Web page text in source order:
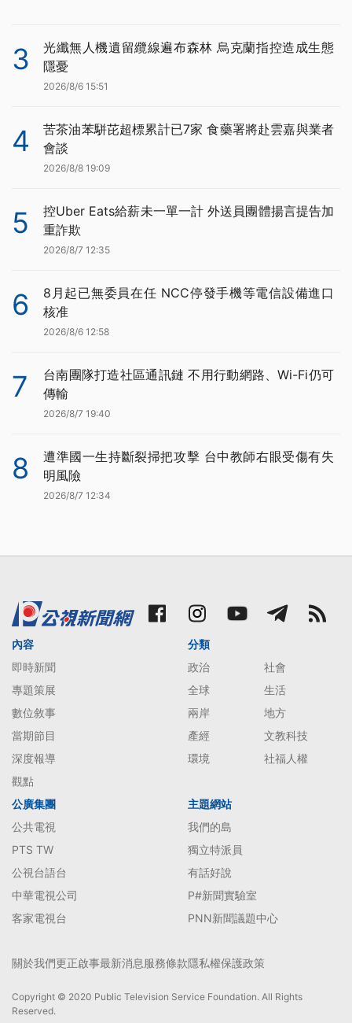
3
光纖無人機遺留纜線遍布森林 烏克蘭指控造成生態
隱憂
2026/8/6 15:51
4
苦茶油苯駢芘超標累計已7家 食藥署將赴雲嘉與業者
會談
2026/8/8 19:09
5
控Uber Eats給薪未一單一計 外送員團體揚言提告加
重詐欺
2026/8/7 12:35
6
8月起已無委員在任 NCC停發手機等電信設備進口
核准
2026/8/6 12:58
7
台南團隊打造社區通訊鏈 不用行動網路、Wi-Fi仍可
傳輸
2026/8/7 19:40
8
遭準國一生持斷裂掃把攻擊 台中教師右眼受傷有失
明風險
2026/8/7 12:34
內容
即時新聞
專題策展
數位敘事
當期節目
深度報導
觀點
分類
政治
社會
全球
生活
兩岸
地方
產經
文教科技
環境
社福人權
公廣集團
公共電視
PTS TW
公視台語台
中華電視公司
客家電視台
主題網站
我們的島
獨立特派員
有話好說
P#新聞實驗室
PNN新聞議題中心
關於我們更正啟事最新消息服務條款隱私權保護政策
Copyright © 2020 Public Television Service Foundation. All Rights
Reserved.